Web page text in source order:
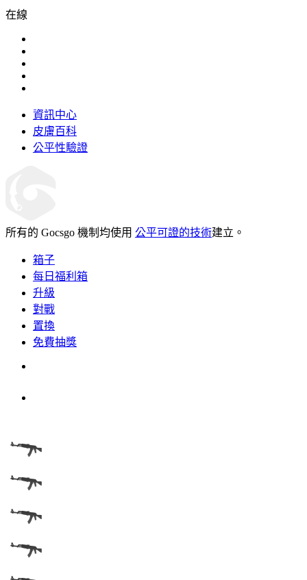
在線
資訊中心
皮膚百科
公平性驗證
所有的 Gocsgo 機制均使用 公平可證的技術建立。
箱子
每日福利箱
升級
對戰
置換
免費抽獎